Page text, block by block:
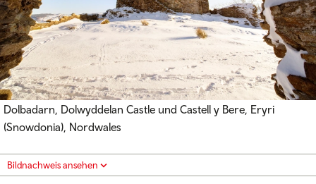
Dolbadarn, Dolwyddelan Castle und Castell y Bere, Eryri
(Snowdonia), Nordwales
Bildnachweis ansehen